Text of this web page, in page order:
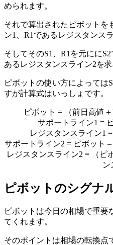
められます。
それで算出されたピボットを
ン1、R1であるレジスタンス
そしてそのS1、R1を元にに
あるレジスタンスライン2を
ピボットの使い方によっては
すが計算式はいっしょです。
ピボット = （前日高値
サポートライン1 =
レジスタンスライン1
サポートライン2 = ピボット
レジスタンスライン2 = （ピ
ン
ピボットのシグナ
ピボットは今日の相場で重要
てくれます。
そのポイントは相場の転換点